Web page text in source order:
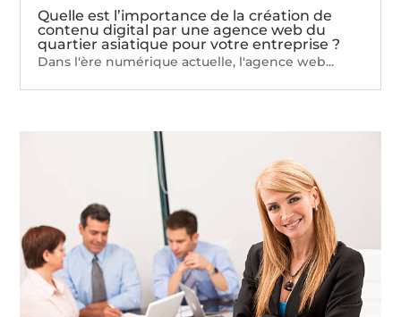
Quelle est l’importance de la création de
contenu digital par une agence web du
quartier asiatique pour votre entreprise ?
Dans l'ère numérique actuelle, l'agence web...